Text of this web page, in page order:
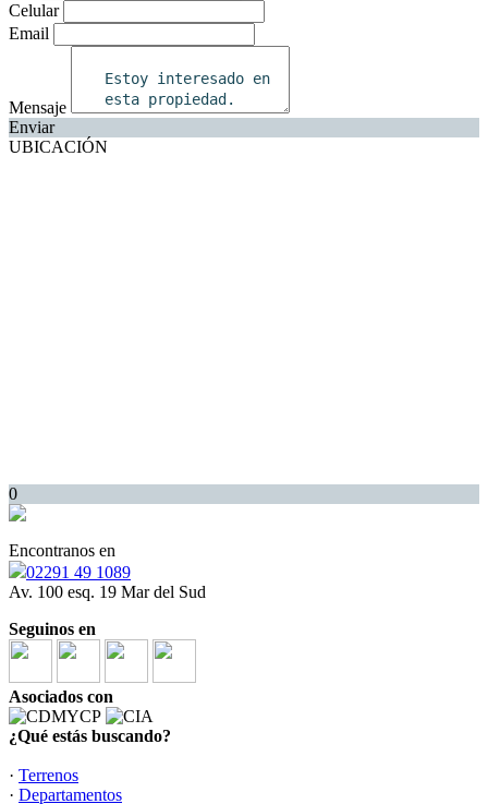
Celular
Email
Mensaje
Enviar
UBICACIÓN
0
Encontranos en
02291 49 1089
Av. 100 esq. 19 Mar del Sud
Seguinos en
Asociados con
¿Qué estás buscando?
· Terrenos
· Departamentos